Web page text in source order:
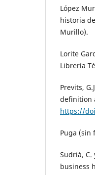
López
historia
Murillo).
Lorite
Librería
Previts,
definition
https://
Puga (sin
Sudriá,
business